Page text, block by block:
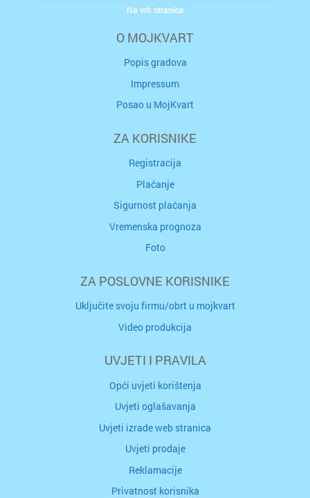
O MOJKVART
Popis gradova
Impressum
Posao u MojKvart
ZA KORISNIKE
Registracija
Plaćanje
Sigurnost plaćanja
Vremenska prognoza
Foto
ZA POSLOVNE KORISNIKE
Uključite svoju firmu/obrt u mojkvart
Video produkcija
UVJETI I PRAVILA
Opći uvjeti korištenja
Uvjeti oglašavanja
Uvjeti izrade web stranica
Uvjeti prodaje
Reklamacije
Privatnost korisnika
Na vrh stranice